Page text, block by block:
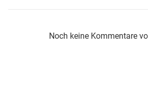
Noch keine Kommentare